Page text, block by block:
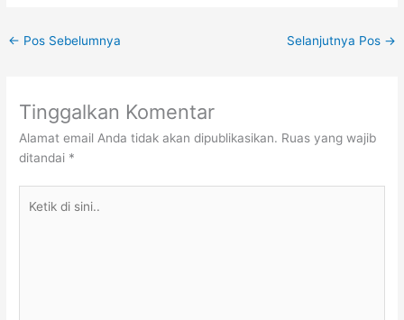
← Pos Sebelumnya Selanjutnya Pos →
Tinggalkan Komentar
Alamat email Anda tidak akan dipublikasikan. Ruas yang wajib
ditandai *